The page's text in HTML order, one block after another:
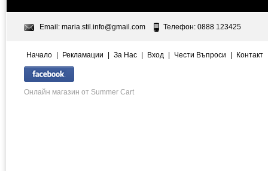
Email: maria.stil.info@gmail.com Телефон: 0888 123425
Начало | Рекламации | За Нас | Вход | Чести Въпроси | Контакт
Онлайн магазин от Summer Cart